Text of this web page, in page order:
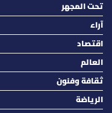
تحت المجهر
آراء
اقتصاد
العالم
ثقافة وفنون
الرياضة